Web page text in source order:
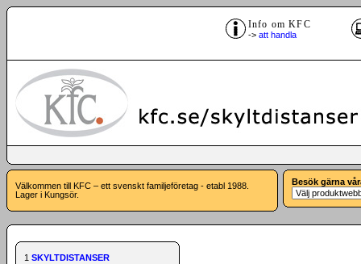
Info om KFC
-> att handla
Välkommen till KFC – ett svenskt familjeföretag - etabl 1988.
Lager i Kungsör.
Besök gärna
1 SKYLTDISTANSER